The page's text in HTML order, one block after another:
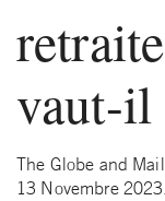
vaut-il
The Globe and Mail
13 Novembre 2023.